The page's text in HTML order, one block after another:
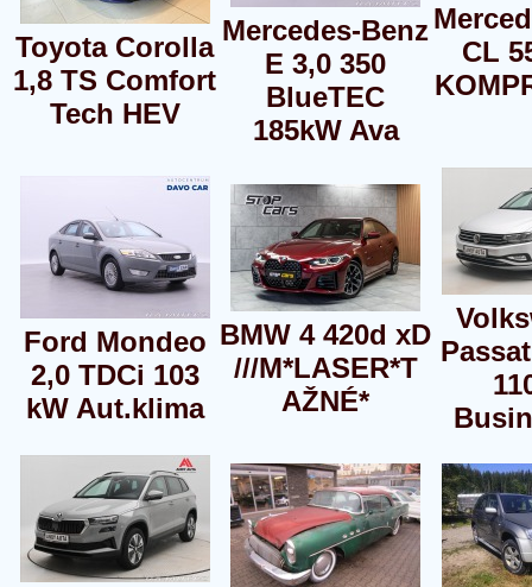
Toyota Corolla
1,8 TS Comfort
Tech HEV
Mercedes-Benz
E 3,0 350
BlueTEC
185kW Ava
CL
Ford Mondeo
2,0 TDCi 103
kW Aut.klima
BMW 4 420d xD
///M*LASER*T
AŽNÉ*